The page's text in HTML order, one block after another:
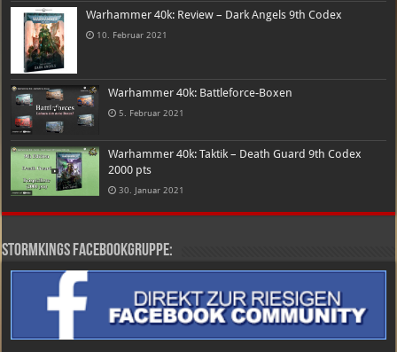
Warhammer 40k: Review – Dark Angels 9th Codex
10. Februar 2021
Warhammer 40k: Battleforce-Boxen
5. Februar 2021
Warhammer 40k: Taktik – Death Guard 9th Codex
2000 pts
30. Januar 2021
Stormkings Facebookgruppe: